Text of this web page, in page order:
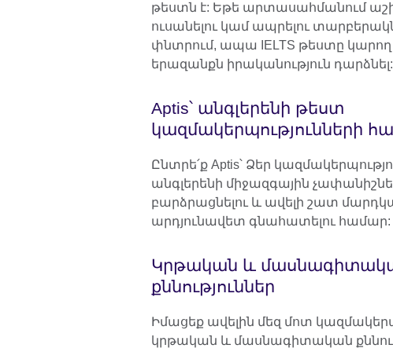
թեստն է: Եթե արտասահմանում
ուսանելու կամ ապրելու
փնտրում, ապա IELTS թեստը կարող
երազանքն իրականություն դարձնել:
Aptis՝ անգլերենի թեստ
կազմակերպությունների
Ընտրե՛ք Aptis՝ Ձեր
անգլերենի միջազգային
բարձրացնելու և ավելի շատ
արդյունավետ գնահատելու համար:
Կրթական և
քննություններ
Իմացեք ավելին մեզ մոտ
կրթական և մասնագիտական